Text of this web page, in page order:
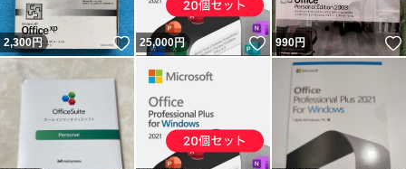
2,300円 いいね！
25,000円 いいね！
990円